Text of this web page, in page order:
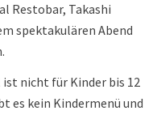
Restobar, Takashi
spektakulären Abend
ist nicht für Kinder bis 12
es kein Kindermenü und